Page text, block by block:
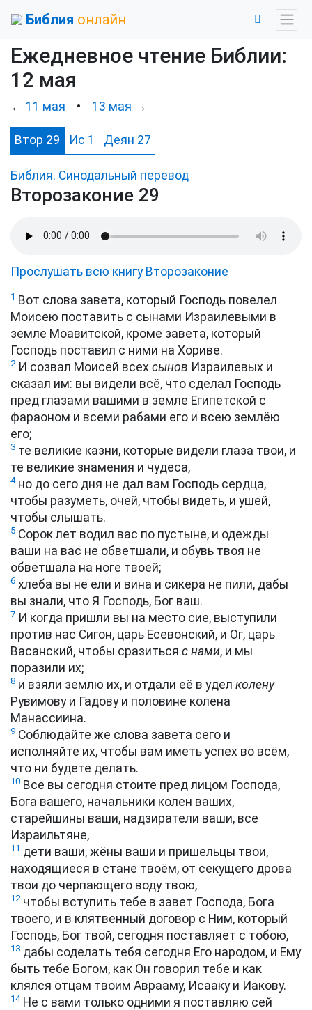
Библия онлайн
Ежедневное чтение Библии:
12 мая
← 11 мая • 13 мая →
Втор 29 Ис 1 Деян 27
Библия. Синодальный перевод
Второзаконие 29
Прослушать всю книгу Второзаконие
1 Вот слова завета, который Господь повелел
Моисею поставить с сынами Израилевыми в
земле Моавитской, кроме завета, который
Господь поставил с ними на Хориве.
2И созвал Моисей всех сынов Израилевых и
сказал им: вы видели всё, что сделал Господь
пред глазами вашими в земле Египетской с
фараоном и всеми рабами его и всею землёю
его;
3 те великие казни, которые видели глаза твои, и
те великие знамения и чудеса,
4но до сего дня не дал вам Господь сердца,
чтобы разуметь, очей, чтобы видеть, и ушей,
чтобы слышать.
5 Сорок лет водил вас по пустыне, и одежды
ваши на вас не обветшали, и обувь твоя не
обветшала на ноге твоей;
6 хлеба вы не ели и вина и сикера не пили, дабы
вы знали, что Я Господь, Бог ваш.
7 И когда пришли вы на место сие, выступили
против нас Сигон, царь Есевонский, и Ог, царь
Васанский, чтобы сразиться с нами, и мы
поразили их;
8 и взяли землю их, и отдали её в удел колену
Рувимову и Гадову и половине колена
Манассиина.
9 Соблюдайте же слова завета сего и
исполняйте их, чтобы вам иметь успех во всём,
что ни будете делать.
10 Все вы сегодня стоите пред лицом Господа,
Бога вашего, начальники колен ваших,
старейшины ваши, надзиратели ваши, все
Израильтяне,
11 дети ваши, жёны ваши и пришельцы твои,
находящиеся в стане твоём, от секущего дрова
твои до черпающего воду твою,
12чтобы вступить тебе в завет Господа, Бога
твоего, и в клятвенный договор с Ним, который
Господь, Бог твой, сегодня поставляет с тобою,
13 дабы соделать тебя сегодня Его народом, и Ему
быть тебе Богом, как Он говорил тебе и как
клялся отцам твоим Аврааму, Исааку и Иакову.
14Не с вами только одними я поставляю сей